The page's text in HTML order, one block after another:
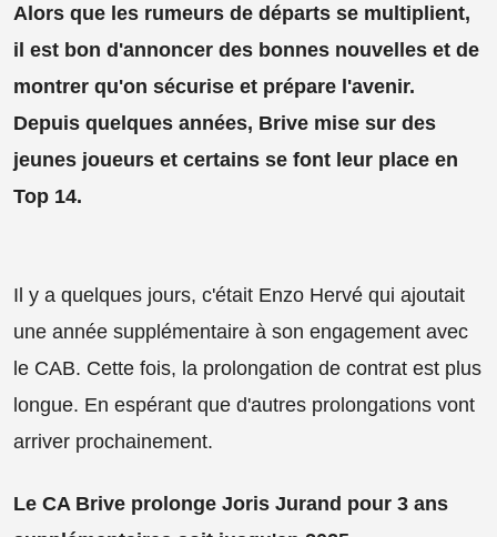
Alors que les rumeurs de départs se multiplient,
il est bon d'annoncer des bonnes nouvelles et de
montrer qu'on sécurise et prépare l'avenir.
Depuis quelques années, Brive mise sur des
jeunes joueurs et certains se font leur place en
Top 14.
Il y a quelques jours, c'était Enzo Hervé qui ajoutait
une année supplémentaire à son engagement avec
le CAB. Cette fois, la prolongation de contrat est plus
longue. En espérant que d'autres prolongations vont
arriver prochainement.
Le CA Brive prolonge Joris Jurand pour 3 ans